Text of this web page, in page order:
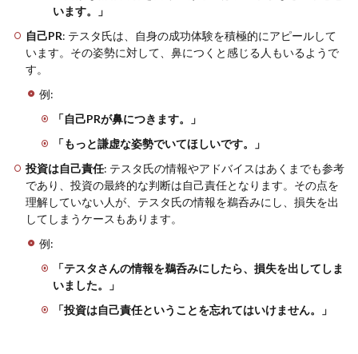
います。」
自己PR: テスタ氏は、自身の成功体験を積極的にアピールして
います。その姿勢に対して、鼻につくと感じる人もいるようで
す。
例:
「自己PRが鼻につきます。」
「もっと謙虚な姿勢でいてほしいです。」
投資は自己責任: テスタ氏の情報やアドバイスはあくまでも参考
であり、投資の最終的な判断は自己責任となります。その点を
理解していない人が、テスタ氏の情報を鵜呑みにし、損失を出
してしまうケースもあります。
例:
「テスタさんの情報を鵜呑みにしたら、損失を出してしま
いました。」
「投資は自己責任ということを忘れてはいけません。」